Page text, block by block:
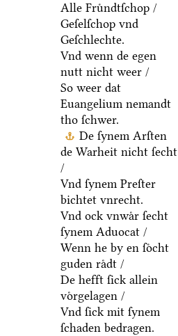
Alle Fruͤndtſchop /
Geſelſchop vnd
Geſchlechte.
Vnd wenn de egen
nutt nicht weer /
So weer dat
Euangelium nemandt
tho ſchwer.
De ſynem Arſten
de Warheit nicht ſecht
/
Vnd ſynem Preſter
bichtet vnrecht.
Vnd ock vnwaͤr ſecht
ſynem Aduocat /
Wenn he by en ſoͤcht
guden raͤdt /
De hefft ſick allein
voͤrgelagen /
Vnd ſick mit ſynem
ſchaden bedragen.